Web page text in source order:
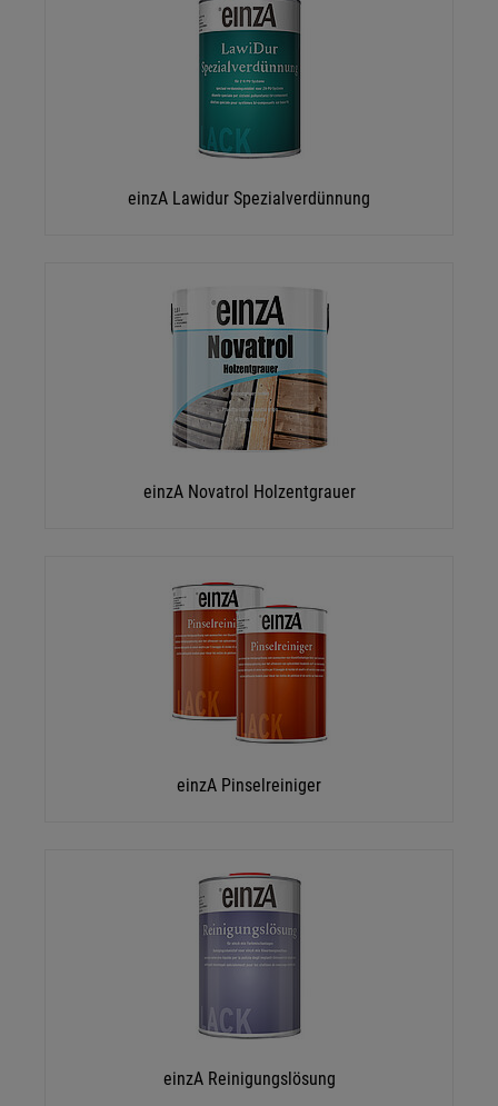
einzA Lawidur Spezialverdünnung
einzA Novatrol Holzentgrauer
einzA Pinselreiniger
einzA Reinigungslösung